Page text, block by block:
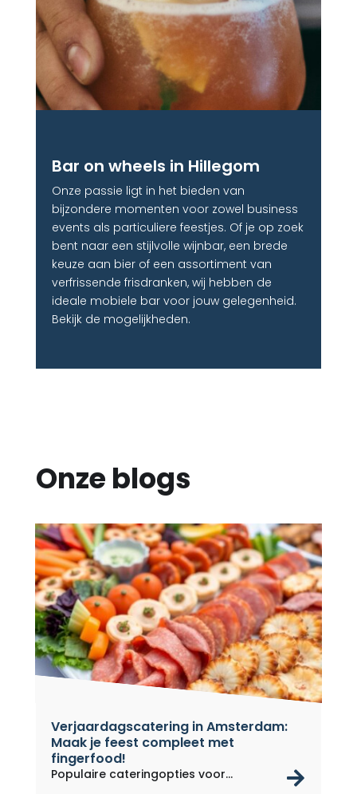
Bar on wheels in Hillegom
Onze passie ligt in het bieden van
bijzondere momenten voor zowel business
events als particuliere feestjes. Of je op zoek
bent naar een stijlvolle wijnbar, een brede
keuze aan bier of een assortiment van
verfrissende frisdranken, wij hebben de
ideale mobiele bar voor jouw gelegenheid.
Bekijk de mogelijkheden.
Onze blogs
Verjaardagscatering in Amsterdam:
Maak je feest compleet met
fingerfood!
Populaire cateringopties voor...